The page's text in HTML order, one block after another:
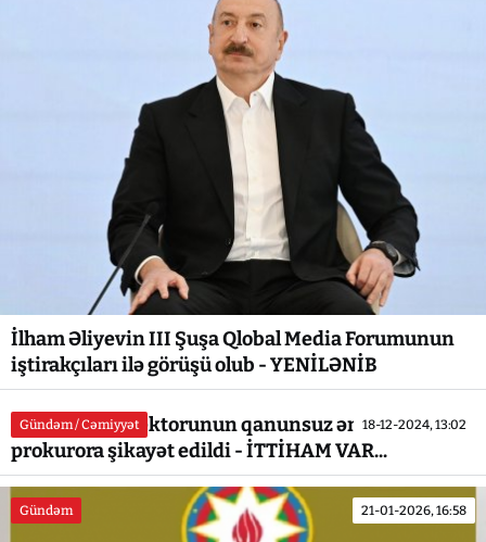
İlham Əliyevin III Şuşa Qlobal Media Forumunun
iştirakçıları ilə görüşü olub - YENİLƏNİB
Gündəm / Cəmiyyət 18-12-2024, 13:02
Xəstəxana direktorunun qanunsuz əməllərindən
prokurora şikayət edildi - İTTİHAM VAR...
Gündəm 21-01-2026, 16:58